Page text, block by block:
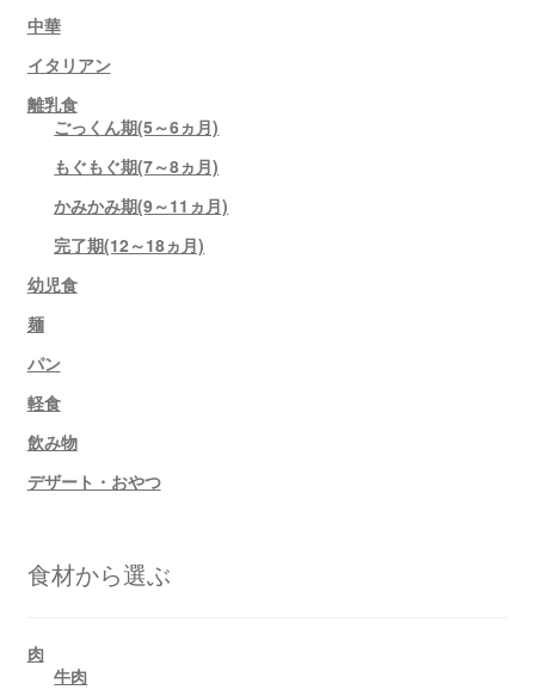
中華
イタリアン
離乳食
ごっくん期(5～6ヵ月)
もぐもぐ期(7～8ヵ月)
かみかみ期(9～11ヵ月)
完了期(12～18ヵ月)
幼児食
麺
パン
軽食
飲み物
デザート・おやつ
食材から選ぶ
肉
牛肉